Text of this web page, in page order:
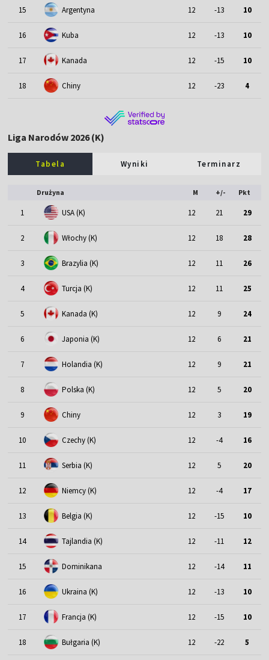
15 Argentyna 12 -13 10
16 Kuba 12 -13 10
17 Kanada 12 -15 10
18 Chiny 12 -23 4
Liga Narodów 2026 (K)
Tabela Wyniki Terminarz
Drużyna M +/- Pkt
1 USA (K) 12 21 29
2 Włochy (K) 12 18 28
3 Brazylia (K) 12 11 26
4 Turcja (K) 12 11 25
5 Kanada (K) 12 9 24
6 Japonia (K) 12 6 21
7 Holandia (K) 12 9 21
8 Polska (K) 12 5 20
9 Chiny 12 3 19
10 Czechy (K) 12 -4 16
11 Serbia (K) 12 5 20
12 Niemcy (K) 12 -4 17
13 Belgia (K) 12 -15 10
14 Tajlandia (K) 12 -11 12
15 Dominikana 12 -14 11
16 Ukraina (K) 12 -13 10
17 Francja (K) 12 -15 10
18 Bułgaria (K) 12 -22 5